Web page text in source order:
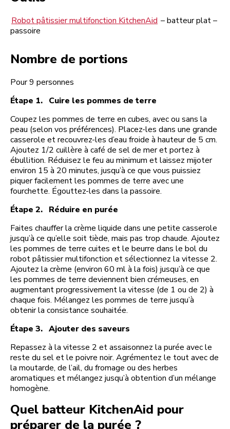
Robot pâtissier multifonction KitchenAid – batteur plat –
passoire
Nombre de portions
Pour 9 personnes
Étape 1. Cuire les pommes de terre
Coupez les pommes de terre en cubes, avec ou sans la
peau (selon vos préférences). Placez-les dans une grande
casserole et recouvrez-les d’eau froide à hauteur de 5 cm.
Ajoutez 1/2 cuillère à café de sel de mer et portez à
ébullition. Réduisez le feu au minimum et laissez mijoter
environ 15 à 20 minutes, jusqu’à ce que vous puissiez
piquer facilement les pommes de terre avec une
fourchette. Égouttez-les dans la passoire.
Étape 2. Réduire en purée
Faites chauffer la crème liquide dans une petite casserole
jusqu’à ce qu’elle soit tiède, mais pas trop chaude. Ajoutez
les pommes de terre cuites et le beurre dans le bol du
robot pâtissier multifonction et sélectionnez la vitesse 2.
Ajoutez la crème (environ 60 ml à la fois) jusqu’à ce que
les pommes de terre deviennent bien crémeuses, en
augmentant progressivement la vitesse (de 1 ou de 2) à
chaque fois. Mélangez les pommes de terre jusqu’à
obtenir la consistance souhaitée.
Étape 3. Ajouter des saveurs
Repassez à la vitesse 2 et assaisonnez la purée avec le
reste du sel et le poivre noir. Agrémentez le tout avec de
la moutarde, de l’ail, du fromage ou des herbes
aromatiques et mélangez jusqu’à obtention d’un mélange
homogène.
Quel batteur KitchenAid pour
préparer de la purée ?